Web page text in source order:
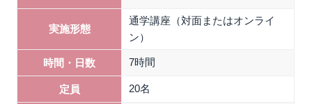
実施形態
通学講座（対面またはオンライ
ン）
時間・日数 7時間
定員 20名